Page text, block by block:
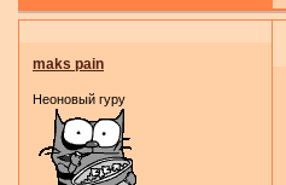
maks pain
Неоновый гуру